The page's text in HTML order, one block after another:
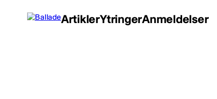
ArtiklerYtringerAnmeldelser